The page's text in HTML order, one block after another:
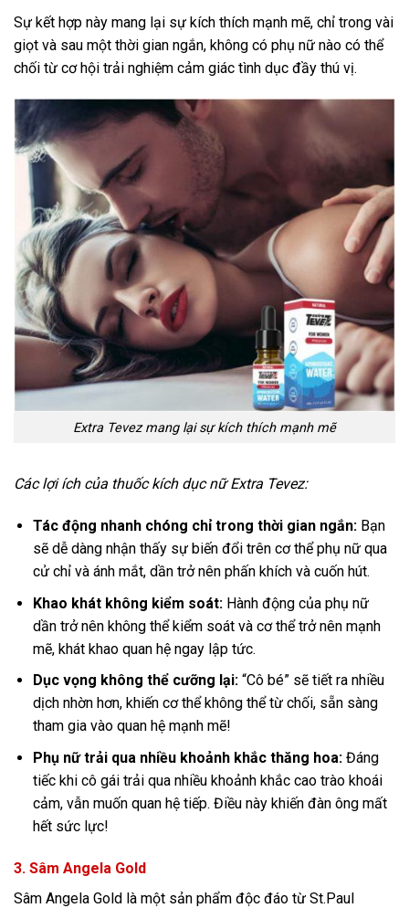
Sự kết hợp này mang lại sự kích thích mạnh mẽ, chỉ trong vài
giọt và sau một thời gian ngắn, không có phụ nữ nào có thể
chối từ cơ hội trải nghiệm cảm giác tình dục đầy thú vị.
Extra Tevez mang lại sự kích thích mạnh mẽ
Các lợi ích của thuốc kích dục nữ Extra Tevez:
Tác động nhanh chóng chỉ trong thời gian ngắn: Bạn
sẽ dễ dàng nhận thấy sự biến đổi trên cơ thể phụ nữ qua
cử chỉ và ánh mắt, dần trở nên phấn khích và cuốn hút.
Khao khát không kiểm soát: Hành động của phụ nữ
dần trở nên không thể kiểm soát và cơ thể trở nên mạnh
mẽ, khát khao quan hệ ngay lập tức.
Dục vọng không thể cưỡng lại: “Cô bé” sẽ tiết ra nhiều
dịch nhờn hơn, khiến cơ thể không thể từ chối, sẵn sàng
tham gia vào quan hệ mạnh mẽ!
Phụ nữ trải qua nhiều khoảnh khắc thăng hoa:Đáng
tiếc khi cô gái trải qua nhiều khoảnh khắc cao trào khoái
cảm, vẫn muốn quan hệ tiếp. Điều này khiến đàn ông mất
hết sức lực!
3. Sâm Angela Gold
Sâm Angela Gold là một sản phẩm độc đáo từ St.Paul